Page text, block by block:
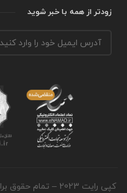
زودتر از همه با خبر شوید
کپی رایت 2023 – تمام حقوق برای وب سایت